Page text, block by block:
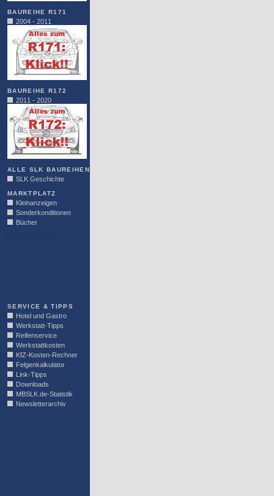
BAUREIHE R171
2004 - 2011
BAUREIHE R172
2011 - 2020
ALLE SLK BAUREIHEN
SLK Geschichte
MARKTPLATZ
Kleinanzeigen
Sonderkonditionen
Bücher
SERVICE & TIPPS
Hotel und Gastro
Werkstatt-Tipps
Reifenservice
Werkstattkosten
KfZ-Kosten-Rechner
Felgenkalkulator
Link-Tipps
Downloads
MBSLK.de-Statistik
Newsletterarchiv